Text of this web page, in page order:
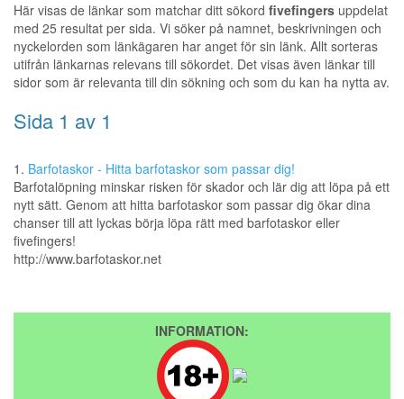
Här visas de länkar som matchar ditt sökord fivefingers uppdelat
med 25 resultat per sida. Vi söker på namnet, beskrivningen och
nyckelorden som länkägaren har anget för sin länk. Allt sorteras
utifrån länkarnas relevans till sökordet. Det visas även länkar till
sidor som är relevanta till din sökning och som du kan ha nytta av.
Sida 1 av 1
1. Barfotaskor - Hitta barfotaskor som passar dig!
Barfotalöpning minskar risken för skador och lär dig att löpa på ett
nytt sätt. Genom att hitta barfotaskor som passar dig ökar dina
chanser till att lyckas börja löpa rätt med barfotaskor eller
fivefingers!
http://www.barfotaskor.net
INFORMATION: